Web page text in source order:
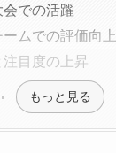
会での活躍
ームでの評価向上
注目度の上昇
もっと見る